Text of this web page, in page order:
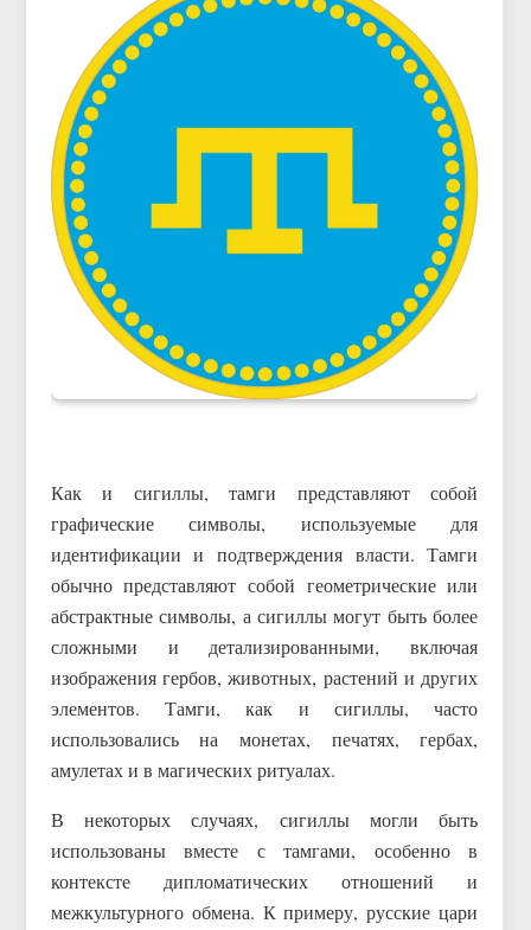
Как и сигиллы, тамги представляют собой
графические символы, используемые для
идентификации и подтверждения власти. Тамги
обычно представляют собой геометрические или
абстрактные символы, а сигиллы могут быть более
сложными и детализированными, включая
изображения гербов, животных, растений и других
элементов. Тамги, как и сигиллы, часто
использовались на монетах, печатях, гербах,
амулетах и в магических ритуалах.
В некоторых случаях, сигиллы могли быть
использованы вместе с тамгами, особенно в
контексте дипломатических отношений и
межкультурного обмена. К примеру, русские цари